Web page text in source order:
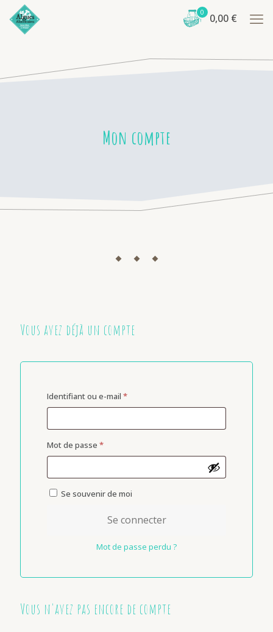
0 0,00 €
Mon compte
Vous avez déjà un compte
Identifiant ou e-mail *
Mot de passe *
Se souvenir de moi
Se connecter
Mot de passe perdu ?
Vous n'avez pas encore de compte